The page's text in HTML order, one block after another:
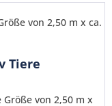
von 2,50 m x ca.
Tiere
von 2,50 m x